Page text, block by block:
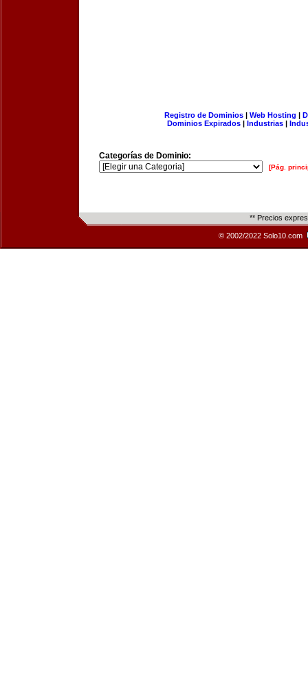
Registro de Dominios| Web Hosting |
Dominios Expirados | Industrias |
Categorías de Dominio:
[Pág.
** Precios
© 2002/2022 Solo10.com